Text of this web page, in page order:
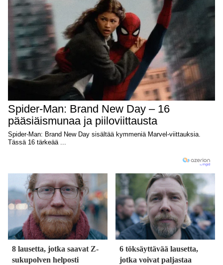
8 lausetta, jotka saavat Z-
sukupolven helposti
6 töksäyttävää lausetta,
jotka voivat paljastaa